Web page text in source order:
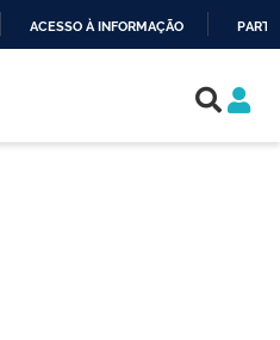
ACESSO À INFORMAÇÃO